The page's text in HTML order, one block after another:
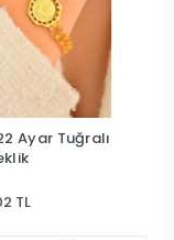
Ayar Tuğralı
TL